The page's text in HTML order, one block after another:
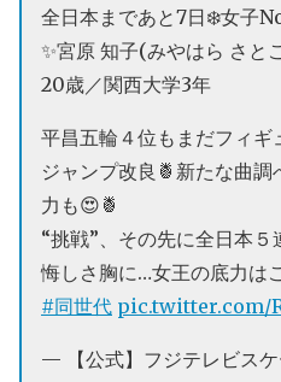
全日本まであと7日❄️女子
✨宮原 知子(みやはら さと
20歳／関西大学3年
平昌五輪４位もまだフィ
ジャンプ改良🍍新たな曲
力も😍🍍
“挑戦”、その先に全日本５
悔しさ胸に…女王の底力は
#同世代 pic.twitter.com/
— 【公式】フジテレビス